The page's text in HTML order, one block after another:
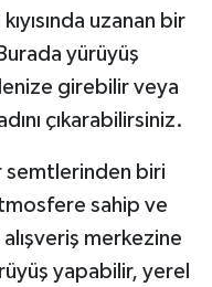
uzanan bir
yürüyüş
girebilir veya
çıkarabilirsiniz.
semtlerinden biri
sahip ve
merkezine
yapabilir, yerel